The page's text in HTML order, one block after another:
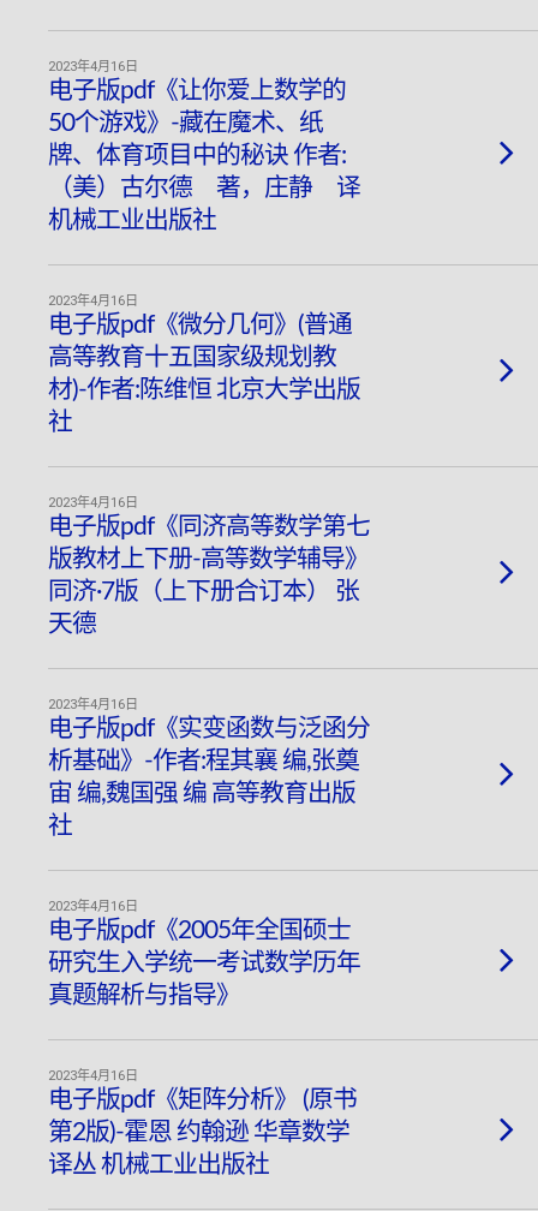
2023年4月16日
电子版pdf《让你爱上数学的
50个游戏》-藏在魔术、纸
牌、体育项目中的秘诀 作者:
（美）古尔德 著，庄静 译
机械工业出版社
2023年4月16日
电子版pdf《微分几何》(普通
高等教育十五国家级规划教
材)-作者:陈维恒 北京大学出版
社
2023年4月16日
电子版pdf《同济高等数学第七
版教材上下册-高等数学辅导》
同济·7版（上下册合订本） 张
天德
2023年4月16日
电子版pdf《实变函数与泛函分
析基础》-作者:程其襄 编,张奠
宙 编,魏国强 编 高等教育出版
社
2023年4月16日
电子版pdf《2005年全国硕士
研究生入学统一考试数学历年
真题解析与指导》
2023年4月16日
电子版pdf《矩阵分析》 (原书
第2版)-霍恩 约翰逊 华章数学
译丛 机械工业出版社